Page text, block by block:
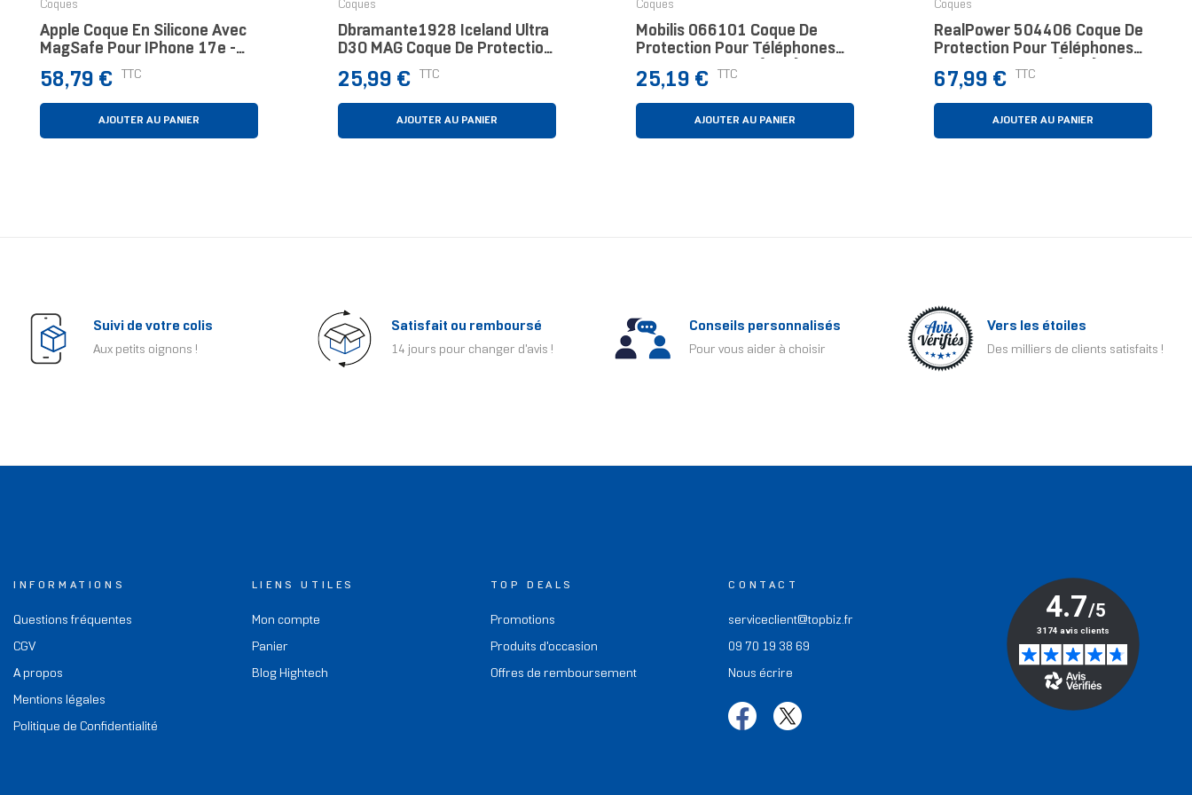
Coques
Apple Coque En Silicone Avec
MagSafe Pour IPhone 17e -
Prix
58,79 € TTC
AJOUTER AU PANIER
Coques
Dbramante1928 Iceland Ultra
D3O MAG Coque De Protection
Pour Téléphones Portables 16
Cm (6.3") Housse Transparent
Prix
25,99 € TTC
AJOUTER AU PANIER
Coques
Mobilis 066101 Coque De
Protection Pour Téléphones
Portables 17 Cm (6.7")
Housse Noir
Prix
25,19 € TTC
AJOUTER AU PANIER
Coques
RealPower 504406 Coque De
Protection Pour Téléphones
Portables 16 Cm (6.3")
Housse Noir
Prix
67,99 € TTC
AJOUTER AU PANIER
Suivi de votre colis
Aux petits oignons !
Satisfait ou remboursé
14 jours pour changer d'avis !
Conseils personnalisés
Pour vous aider à choisir
Vers les étoiles
Des milliers de clients satisfaits !
INFORMATIONS
Questions fréquentes
CGV
A propos
Mentions légales
Politique de Confidentialité
LIENS UTILES
Mon compte
Panier
Blog Hightech
TOP DEALS
Promotions
Produits d'occasion
Offres de remboursement
CONTACT
serviceclient@topbiz.fr
09 70 19 38 69
Nous écrire